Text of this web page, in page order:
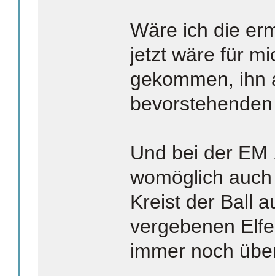
Wäre ich die
jetzt wäre für
gekommen, ihn
Und bei der EM
womöglich
Kreist der Ball
vergebenen
immer noch